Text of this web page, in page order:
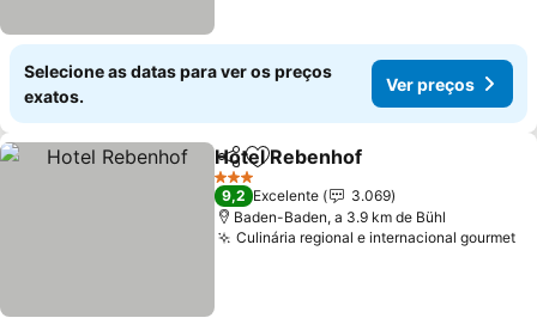
Selecione as datas para ver os preços
exatos.
Ver preços
PartilharAdicionar aos favoritos
Hotel Rebenhof
3 Estrelas
9,2 Excelente
3.069
Baden-Baden, a 3.9 km de Bühl
Culinária regional e internacional gourmet